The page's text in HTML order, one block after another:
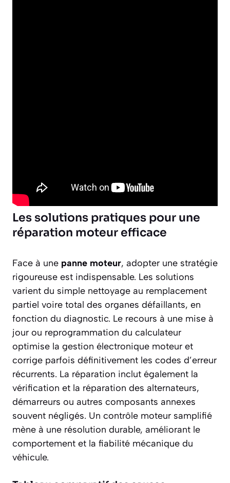
Les solutions pratiques pour une
réparation moteur efficace
Face à une panne moteur, adopter une stratégie
rigoureuse est indispensable. Les solutions
varient du simple nettoyage au remplacement
partiel voire total des organes défaillants, en
fonction du diagnostic. Le recours à une mise à
jour ou reprogrammation du calculateur
optimise la gestion électronique moteur et
corrige parfois définitivement les codes d’erreur
récurrents. La réparation inclut également la
vérification et la réparation des alternateurs,
démarreurs ou autres composants annexes
souvent négligés. Un contrôle moteur samplifié
mène à une résolution durable, améliorant le
comportement et la fiabilité mécanique du
véhicule.